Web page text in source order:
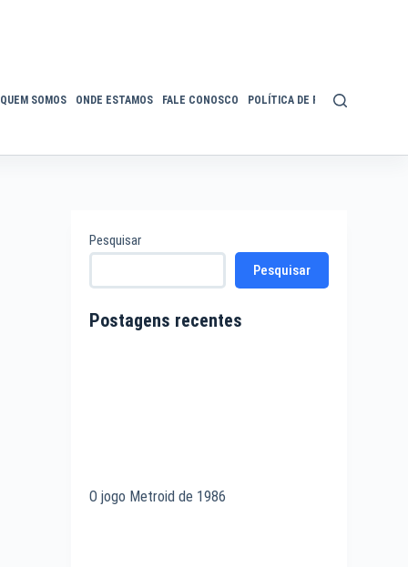
QUEM SOMOS ONDE ESTAMOS FALE CONOSCO POLÍTICA DE PRIVACIDADE
Pesquisar
Pesquisar
Postagens recentes
O jogo Metroid de 1986